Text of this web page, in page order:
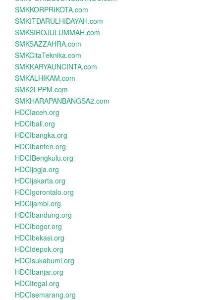
SMKKORPRIKOTA.com
SMKITDARULHIDAYAH.com
SMKSIROJULUMMAH.com
SMKSAZZAHRA.com
SMKCitaTeknika.com
SMKKARYAUNCINTA.com
SMKALHIKAM.com
SMK2LPPM.com
SMKHARAPANBANGSA2.com
HDCIaceh.org
HDCIbali.org
HDCIbangka.org
HDCIbanten.org
HDCIBengkulu.org
HDCIjogja.org
HDCIjakarta.org
HDCIgorontalo.org
HDCIjambi.org
HDCIbandung.org
HDCIbogor.org
HDCIbekasi.org
HDCIdepok.org
HDCIsukabumi.org
HDCIbanjar.org
HDCItegal.org
HDCIsemarang.org